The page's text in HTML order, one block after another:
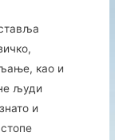
као и
људи
и